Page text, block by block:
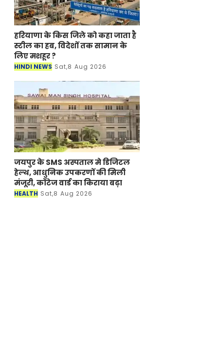
हरियाणा के किस जिले को कहा जाता है
स्टील का हब, विदेशों तक सामान के
लिए मशहूर ?
HINDI NEWS Sat,8 Aug 2026
जयपुर के SMS अस्पताल मे डिजिटल
हेल्थ, आधुनिक उपकरणों की मिली
मंजूरी, कॉटेज वार्ड का किराया बढ़ा
HEALTH Sat,8 Aug 2026